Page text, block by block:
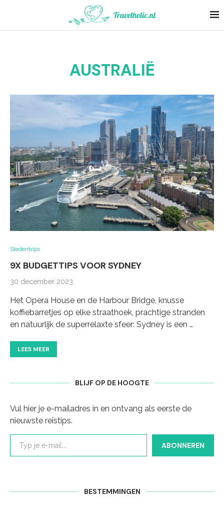
AUSTRALIË
Stedentrips
9X BUDGETTIPS VOOR SYDNEY
30 december 2023
Het Opera House en de Harbour Bridge, knusse
koffiebarretjes op elke straathoek, prachtige stranden
en natuurlijk de superrelaxte sfeer: Sydney is een …
LEES MEER
BLIJF OP DE HOOGTE
Vul hier je e-mailadres in en ontvang als eerste de
nieuwste reistips.
Typ je e-mail...
ABONNEREN
BESTEMMINGEN